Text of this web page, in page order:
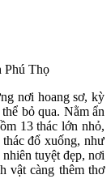
Phú Thọ
nơi hoang sơ, kỳ
bỏ qua. Nằm ẩn
13 thác lớn nhỏ,
đổ xuống, như
tuyệt đẹp, nơi
vật càng thêm thơ